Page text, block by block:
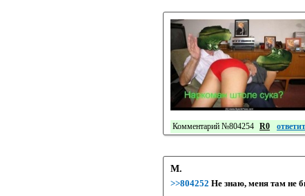
Комментарий №804254 R0
М.
>>804252 Не знаю, меня там не